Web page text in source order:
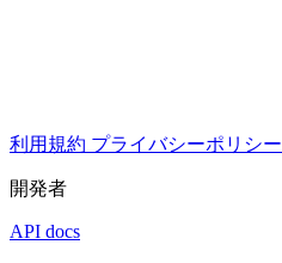
利用規約 プライバシーポリシー
開発者
API docs